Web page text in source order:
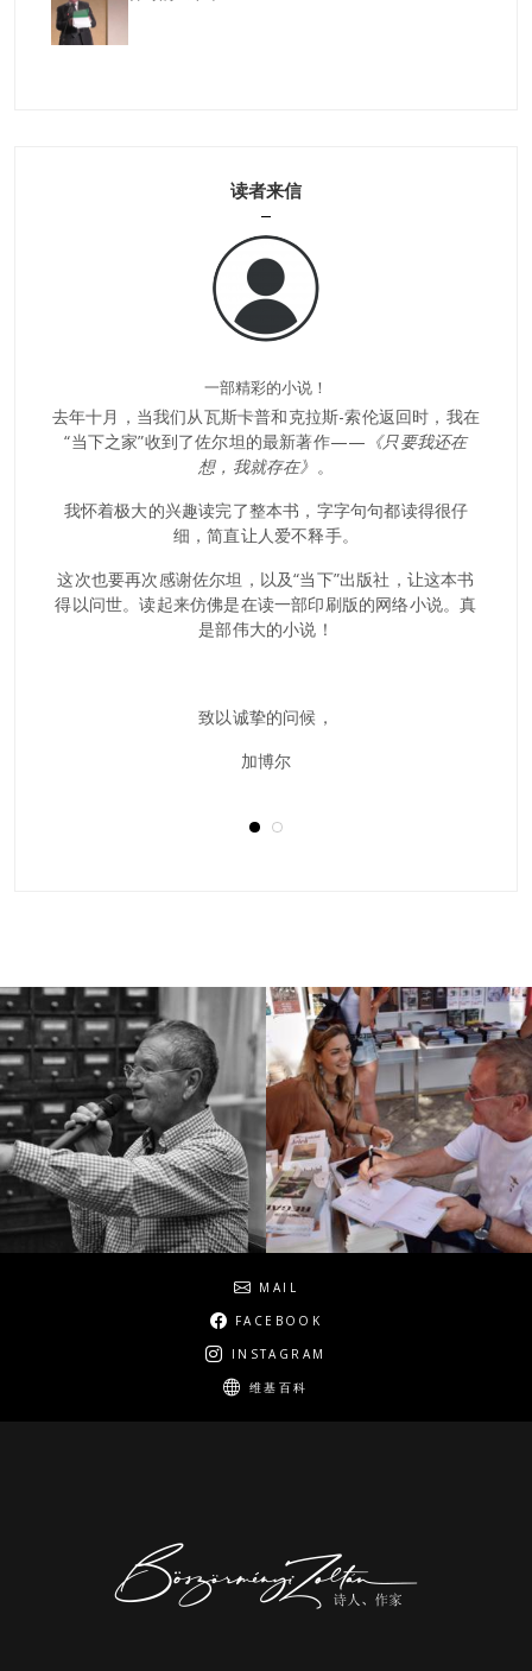
读者来信
一部精彩的小说！
去年十月，当我们从瓦斯卡普和克拉斯-索伦返回时，我在
“当下之家”收到了佐尔坦的最新著作—— 《只要我还在
想，我就存在》 。
我怀着极大的兴趣读完了整本书，字字句句都读得很仔
细，简直让人爱不释手。
这次也要再次感谢佐尔坦，以及“当下”出版社，让这本书
得以问世。读起来仿佛是在读一部印刷版的网络小说。真
是部伟大的小说！
致以诚挚的问候，
加博尔
MAIL
FACEBOOK
INSTAGRAM
维基百科